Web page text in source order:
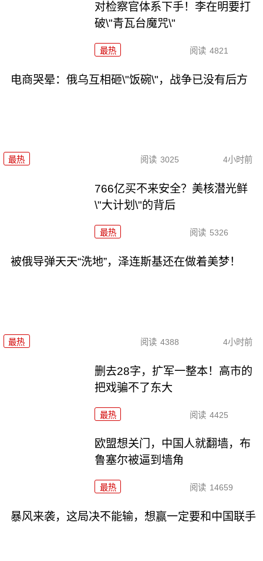
对检察官体系下手！李在明要打
破\"青瓦台魔咒\"
最热 阅读 4821
电商哭晕：俄乌互相砸\"饭碗\"，战争已没有后方
最热 阅读 3025 4小时前
766亿买不来安全？美核潜光鲜
\"大计划\"的背后
最热 阅读 5326
被俄导弹天天“洗地”，泽连斯基还在做着美梦！
最热 阅读 4388 4小时前
删去28字，扩军一整本！高市的
把戏骗不了东大
最热 阅读 4425
欧盟想关门，中国人就翻墙，布
鲁塞尔被逼到墙角
最热 阅读 14659
暴风来袭，这局决不能输，想赢一定要和中国联手